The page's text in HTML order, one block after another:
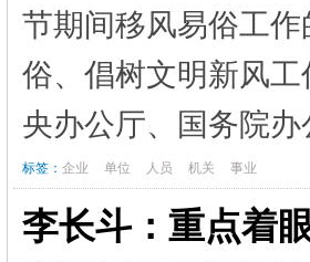
节期间移风易俗工
俗、倡树文明新风
央办公厅、国务院
标签： 企业 单位 人员 机关 事业
李长斗：重点着